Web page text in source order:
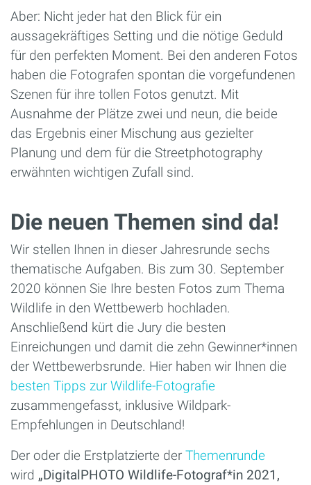
Aber: Nicht jeder hat den Blick für ein
aussagekräftiges Setting und die nötige Geduld
für den perfekten Moment. Bei den anderen Fotos
haben die Fotografen spontan die vorgefundenen
Szenen für ihre tollen Fotos genutzt. Mit
Ausnahme der Plätze zwei und neun, die beide
das Ergebnis einer Mischung aus gezielter
Planung und dem für die Streetphotography
erwähnten wichtigen Zufall sind.
Die neuen Themen sind da!
Wir stellen Ihnen in dieser Jahresrunde sechs
thematische Aufgaben. Bis zum 30. September
2020 können Sie Ihre besten Fotos zum Thema
Wildlife in den Wettbewerb hochladen.
Anschließend kürt die Jury die besten
Einreichungen und damit die zehn Gewinner*innen
der Wettbewerbsrunde. Hier haben wir Ihnen die
besten Tipps zur Wildlife-Fotografie
zusammengefasst, inklusive Wildpark-
Empfehlungen in Deutschland!
Der oder die Erstplatzierte der Themenrunde
wird „DigitalPHOTO Wildlife-Fotograf*in 2021,